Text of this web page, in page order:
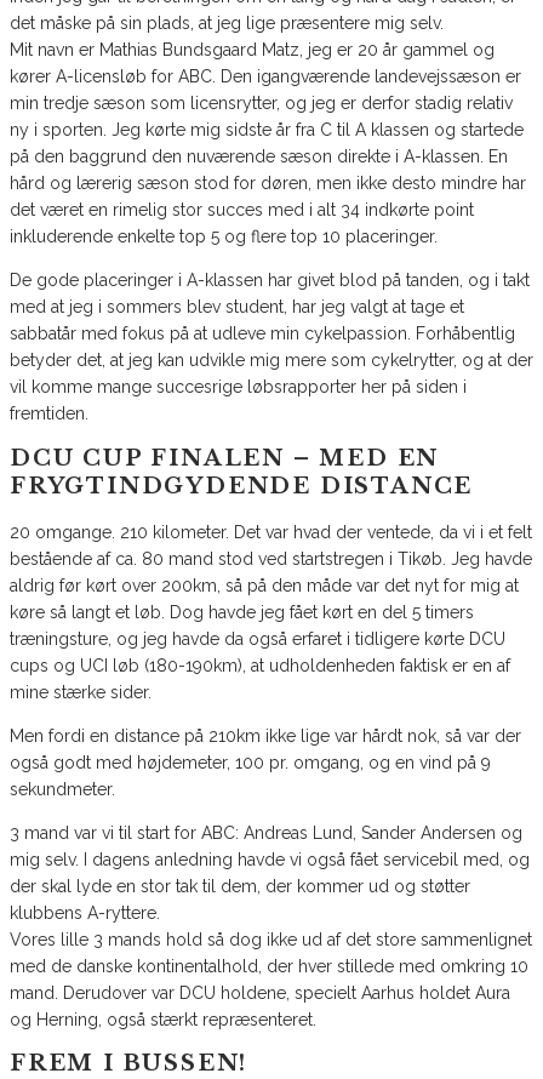
det måske på sin plads, at jeg lige præsentere mig selv.
Mit navn er Mathias Bundsgaard Matz, jeg er 20 år gammel og
kører A-licensløb for ABC. Den igangværende landevejssæson er
min tredje sæson som licensrytter, og jeg er derfor stadig relativ
ny i sporten. Jeg kørte mig sidste år fra C til A klassen og startede
på den baggrund den nuværende sæson direkte i A-klassen. En
hård og lærerig sæson stod for døren, men ikke desto mindre har
det været en rimelig stor succes med i alt 34 indkørte point
inkluderende enkelte top 5 og flere top 10 placeringer.
De gode placeringer i A-klassen har givet blod på tanden, og i takt
med at jeg i sommers blev student, har jeg valgt at tage et
sabbatår med fokus på at udleve min cykelpassion. Forhåbentlig
betyder det, at jeg kan udvikle mig mere som cykelrytter, og at der
vil komme mange succesrige løbsrapporter her på siden i
fremtiden.
DCU CUP FINALEN – MED EN
FRYGTINDGYDENDE DISTANCE
20 omgange. 210 kilometer. Det var hvad der ventede, da vi i et felt
bestående af ca. 80 mand stod ved startstregen i Tikøb. Jeg havde
aldrig før kørt over 200km, så på den måde var det nyt for mig at
køre så langt et løb. Dog havde jeg fået kørt en del 5 timers
træningsture, og jeg havde da også erfaret i tidligere kørte DCU
cups og UCI løb (180-190km), at udholdenheden faktisk er en af
mine stærke sider.
Men fordi en distance på 210km ikke lige var hårdt nok, så var der
også godt med højdemeter, 100 pr. omgang, og en vind på 9
sekundmeter.
3 mand var vi til start for ABC: Andreas Lund, Sander Andersen og
mig selv. I dagens anledning havde vi også fået servicebil med, og
der skal lyde en stor tak til dem, der kommer ud og støtter
klubbens A-ryttere.
Vores lille 3 mands hold så dog ikke ud af det store sammenlignet
med de danske kontinentalhold, der hver stillede med omkring 10
mand. Derudover var DCU holdene, specielt Aarhus holdet Aura
og Herning, også stærkt repræsenteret.
FREM I BUSSEN!